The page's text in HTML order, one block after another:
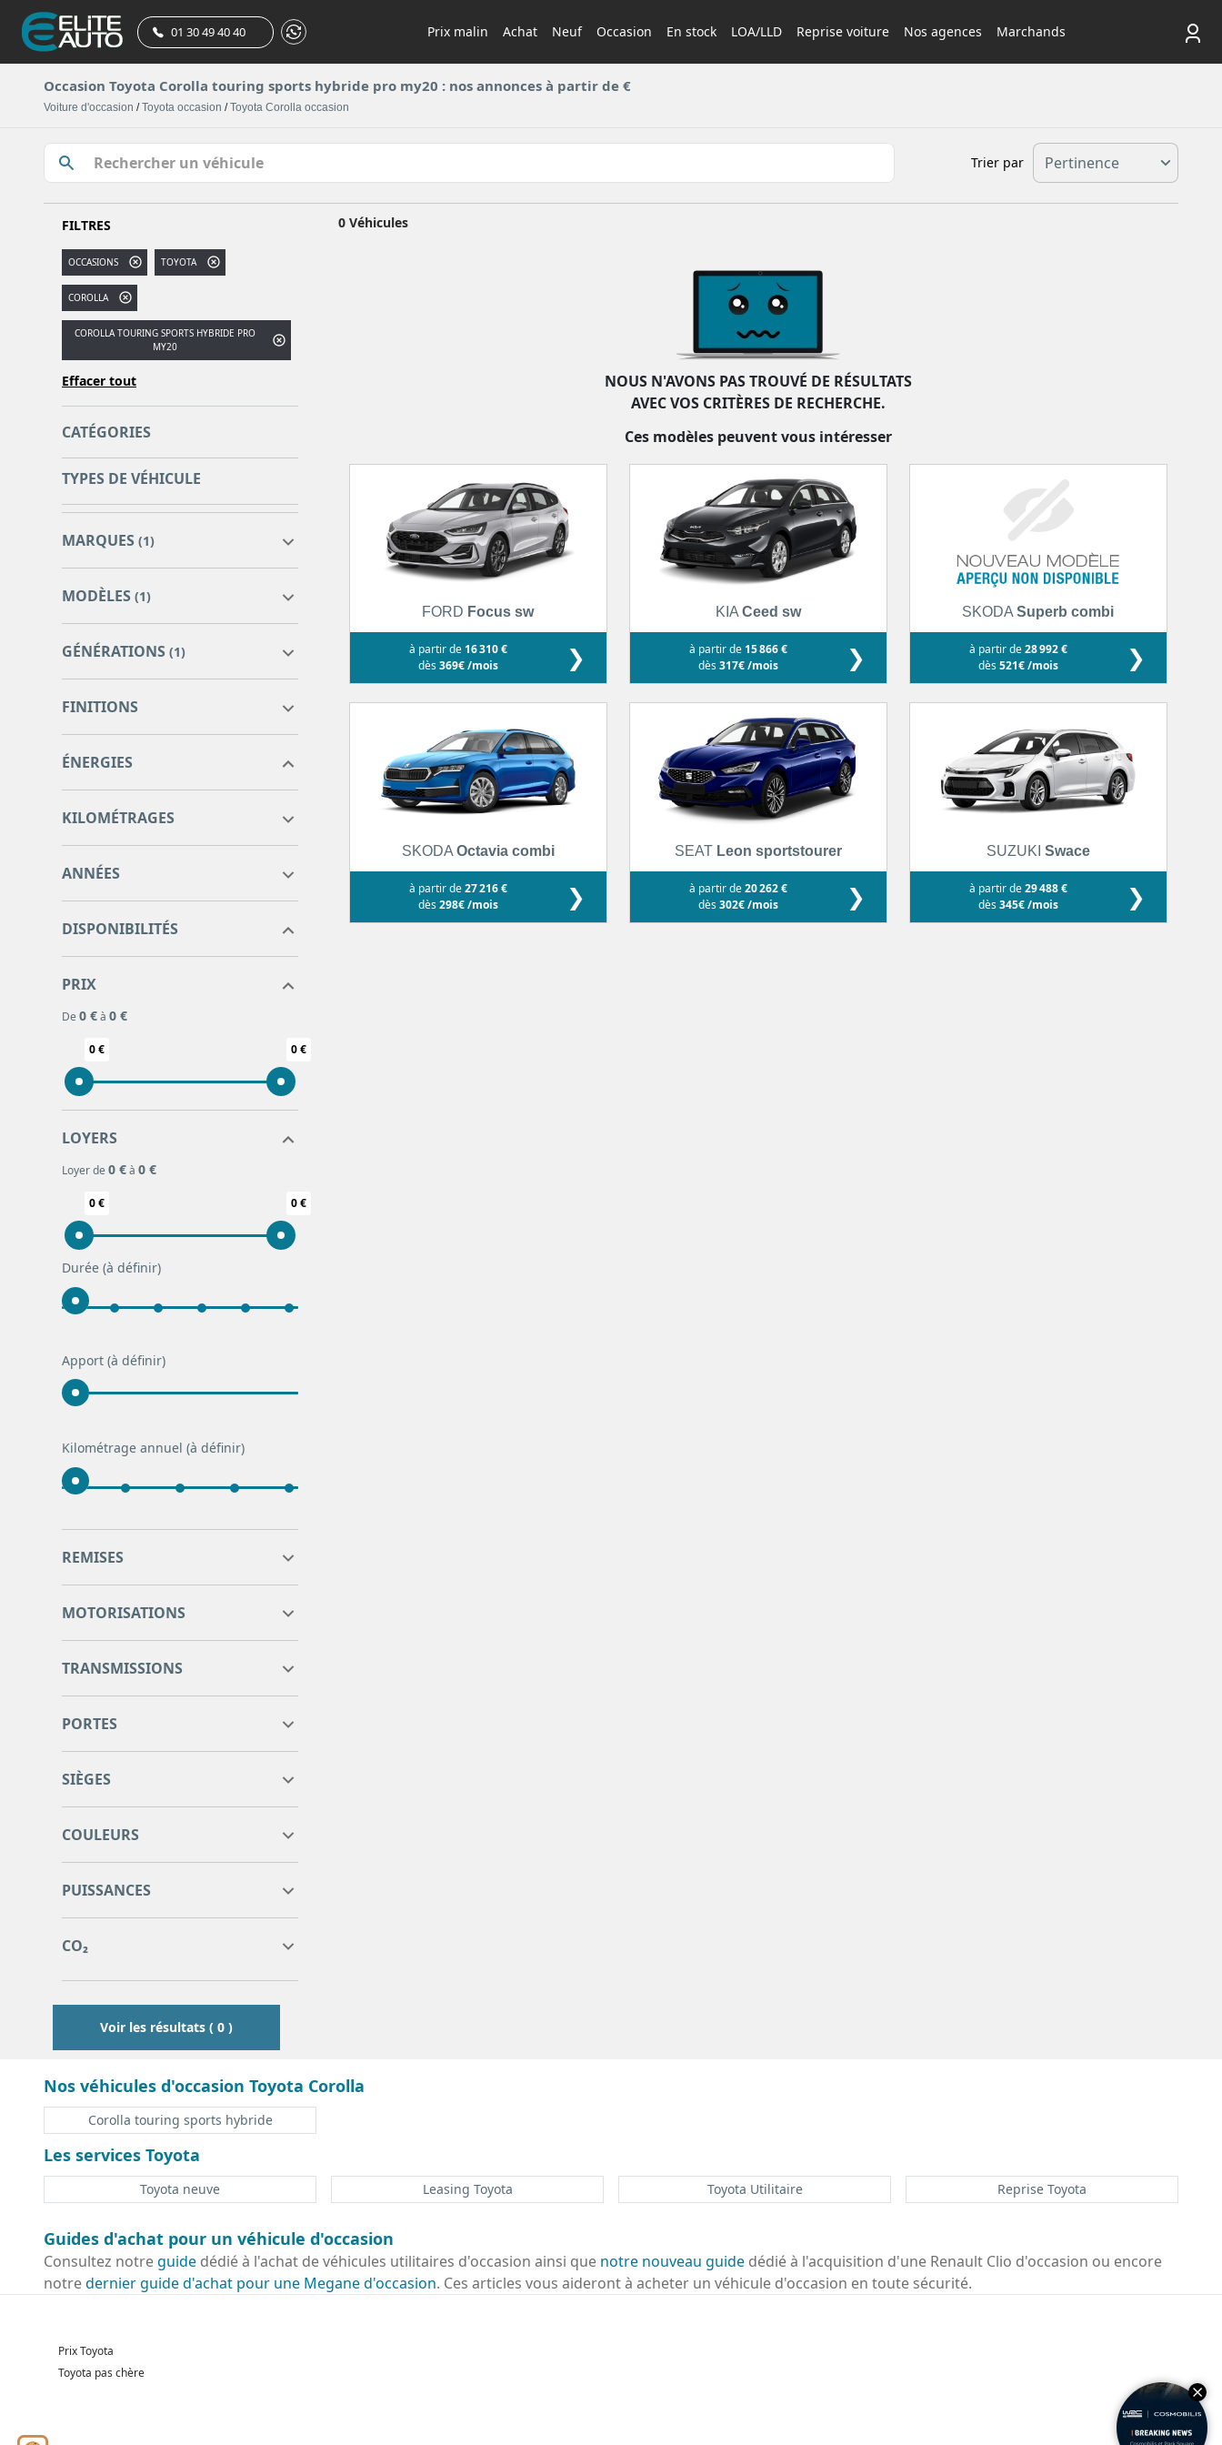
01 30 49 40 40 Prix malin Achat Neuf Occasion En stock LOA/LLD Reprise voiture Nos agences Marchands
Occasion Toyota Corolla touring sports hybride pro my20 : nos annonces à partir de €
Voiture d'occasion /Toyota occasion /Toyota Corolla occasion
Trier par
FILTRES
OCCASIONS TOYOTA
COROLLA
COROLLA TOURING SPORTS HYBRIDE PRO
MY20
Effacer tout
CATÉGORIES
TYPES DE VÉHICULE
MARQUES (1)
MODÈLES (1)
GÉNÉRATIONS (1)
corolla touring sports
hybride pro my20
COROLLA TOURING SPORTS
HYBRIDE
FINITIONS
ÉNERGIES
KILOMÉTRAGES
ANNÉES
DISPONIBILITÉS
PRIX
De 0 €à 0 €
0 € 0 €
LOYERS
Loyer de 0 €à 0 €
0 € 0 €
Durée (à définir)
Apport (à définir)
Kilométrage annuel (à définir)
REMISES
MOTORISATIONS
TRANSMISSIONS
PORTES
SIÈGES
COULEURS
PUISSANCES
CO₂
Voir les résultats ( 0 )
0 Véhicules
NOUS N'AVONS PAS TROUVÉ DE RÉSULTATS
AVEC VOS CRITÈRES DE RECHERCHE.
Ces modèles peuvent vous intéresser
FORD Focus sw
à partir de 16 310 €
dès369€ /mois ❯
KIA Ceed sw
à partir de 15 866 €
dès317€ /mois ❯
SKODASuperb combi
à partir de28 992 €
dès521€ /mois ❯
SKODA Octavia combi
à partir de27 216 €
dès298€ /mois ❯
SEAT Leon sportstourer
à partir de20 262 €
dès302€ /mois ❯
SUZUKI Swace
à partir de29 488 €
dès345€ /mois ❯
Nos véhicules d'occasion Toyota Corolla
Corolla touring sports hybride
Les services Toyota
Toyota neuve Leasing Toyota Toyota Utilitaire Reprise Toyota
Guides d'achat pour un véhicule d'occasion
Consultez notreguide dédié à l'achat de véhicules utilitaires d'occasion ainsi que notre nouveau guide dédié à l'acquisition d'une Renault Clio d'occasion ou encore
notredernier guide d'achat pour une Megane d'occasion. Ces articles vous aideront à acheter un véhicule d'occasion en toute sécurité.
Prix Toyota
Toyota pas chère